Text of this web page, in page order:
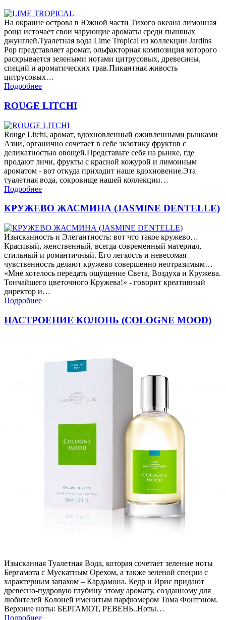
На окраине острова в Южной части Тихого океана лимонная
роща источает свои чарующие ароматы среди пышных
джунглей.Туалетная вода Lime Tropical из коллекции Jardins
Pop представляет аромат, ольфакторная композиция которого
раскрывается зелеными нотами цитрусовых, древесины,
специй и ароматических трав.Пикантная живость
цитрусовых…
Подробнее
ROUGE LITCHI
Rouge Litchi, аромат, вдохновленный оживленными рынками
Азии, органично сочетает в себе экзотику фруктов с
деликатностью овощей.Представьте себя на рынке, где
продают личи, фрукты с красной кожурой и лимонным
ароматом - вот откуда приходит наше вдохновение.Эта
туалетная вода, сокровище нашей коллекции…
Подробнее
КРУЖЕВО ЖАСМИНА (JASMINE DENTELLE)
Изысканность и Элегантность: вот что такое кружево…
Красивый, женственный, всегда современный материал,
стильный и романтичный. Его легкость и невесомая
чувственность делают кружево совершенно неотразимым…
«Мне хотелось передать ощущение Света, Воздуха и Кружева.
Тончайшего цветочного Кружева!» - говорит креативный
директор и…
Подробнее
НАСТРОЕНИЕ КОЛОНЬ (COLOGNE MOOD)
Изысканная Туалетная Вода, которая сочетает зеленые ноты
Бергамота с Мускатным Орехом, а также зеленой специи с
характерным запахом – Кардамона. Кедр и Ирис придают
древесно-пудровую глубину этому аромату, созданному для
любителей Колоней именитым парфюмером Тома Фонтэном.
Верхние ноты: БЕРГАМОТ, РЕВЕНЬ..Ноты…
Подробнее